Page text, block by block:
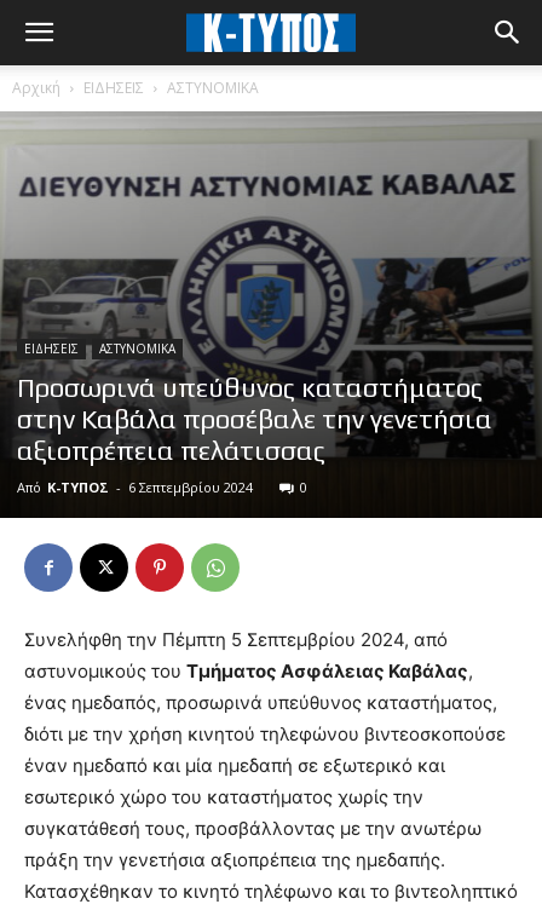
Αρχική ΕΙΔΗΣΕΙΣ ΑΣΤΥΝΟΜΙΚΑ
ΕΙΔΗΣΕΙΣ ΑΣΤΥΝΟΜΙΚΑ
Προσωρινά υπεύθυνος καταστήματος
στην Καβάλα προσέβαλε την γενετήσια
αξιοπρέπεια πελάτισσας
Από Κ-ΤΥΠΟΣ - 6 Σεπτεμβρίου 2024 0
Συνελήφθη την Πέμπτη 5 Σεπτεμβρίου 2024, από
αστυνομικούς του Τμήματος Ασφάλειας Καβάλας,
ένας ημεδαπός, προσωρινά υπεύθυνος καταστήματος,
διότι με την χρήση κινητού τηλεφώνου βιντεοσκοπούσε
έναν ημεδαπό και μία ημεδαπή σε εξωτερικό και
εσωτερικό χώρο του καταστήματος χωρίς την
συγκατάθεσή τους, προσβάλλοντας με την ανωτέρω
πράξη την γενετήσια αξιοπρέπεια της ημεδαπής.
Κατασχέθηκαν το κινητό τηλέφωνο και το βιντεοληπτικό